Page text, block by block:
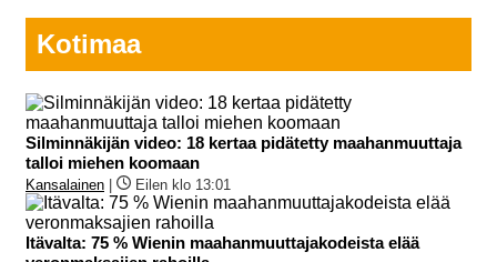
Kotimaa
Silminnäkijän video: 18 kertaa pidätetty maahanmuuttaja
talloi miehen koomaan
Kansalainen Eilen klo 13:01
Itävalta: 75 % Wienin maahanmuuttajakodeista elää